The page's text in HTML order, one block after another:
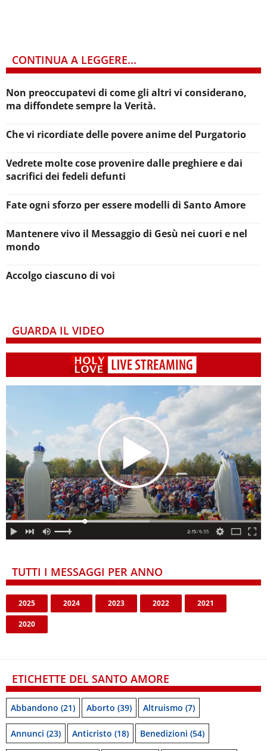
CONTINUA A LEGGERE...
Non preoccupatevi di come gli altri vi considerano,
ma diffondete sempre la Verità.
Che vi ricordiate delle povere anime del Purgatorio
Vedrete molte cose provenire dalle preghiere e dai
sacrifici dei fedeli defunti
Fate ogni sforzo per essere modelli di Santo Amore
Mantenere vivo il Messaggio di Gesù nei cuori e nel
mondo
Accolgo ciascuno di voi
GUARDA IL VIDEO
TUTTI I MESSAGGI PER ANNO
2025 2024 2023 2022 2021
2020
ETICHETTE DEL SANTO AMORE
Abbandono (21) Aborto (39) Altruismo (7)
Annunci (23) Anticristo (18) Benedizioni (54)